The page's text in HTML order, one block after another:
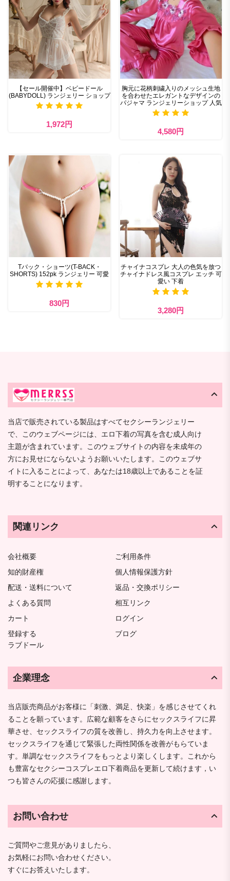
【セール開催中】ベビードール
(BABYDOLL) ランジェリー ショップ
1,972円
胸元に花柄刺繍入りのメッシュ生地
を合わせたエレガントなデザインの
パジャマ ランジェリーショップ 人気
4,580円
Tバック・ショーツ(T-BACK・
SHORTS) 152pk ランジェリー 可愛
830円
チャイナコスプレ 大人の色気を放つ
チャイナドレス風コスプレ エッチ 可
愛い 下着
3,280円
当店で販売されている製品はすべてセクシーランジェリー
で、このウェブページには、エロ下着の写真を含む成人向け
主題が含まれています。このウェブサイトの内容を未成年の
方にお見せにならないようお願いいたします。このウェブサ
イトに入ることによって、あなたは18歳以上であることを証
明することになります。
関連リンク
会社概要
ご利用条件
知的財産権
個人情報保護方針
配送・送料について
返品・交換ポリシー
よくある質問
相互リンク
カート
ログイン
登録する
ブログ
ラブドール
企業理念
当店販売商品がお客様に「刺激、満足、快楽」を感じさせてくれ
ることを願っています。広範な顧客をさらにセックスライフに昇
華させ、セックスライフの質を改善し、持久力を向上させます。
セックスライフを通じて緊張した両性関係を改善がもらていま
す。単調なセックスライフをもっとより楽しくします。これから
も豊富なセクシーコスプレエロ下着商品を更新して続けます，い
つも皆さんの応援に感謝します。
お問い合わせ
ご質問やご意見がありましたら、
お気軽にお問い合わせください。
すぐにお答えいたします。